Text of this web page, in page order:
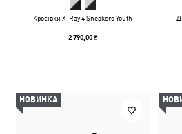
Кросівки X-Ray 4 Sneakers Youth
2 790,00 ₴
НОВИНКА